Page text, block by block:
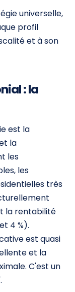
universelle,
profil
et à son
: la
est la
la
les
les
très
la rentabilité
4 %).
est quasi
et la
C'est un